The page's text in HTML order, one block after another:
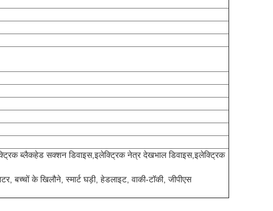
ब्लैकहेड सक्शन डिवाइस,इलेक्ट्रिक नेत्र देखभाल डिवाइस,इलेक्ट्रिक
बच्चों के खिलौने, स्मार्ट घड़ी, हेडलाइट, वाकी-टॉकी, जीपीएस